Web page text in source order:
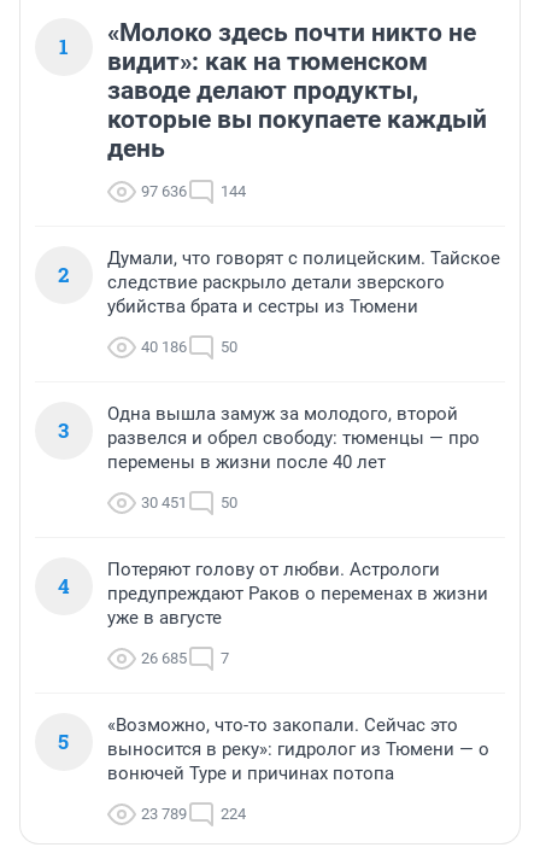
1
«Молоко здесь почти никто не
видит»: как на тюменском
заводе делают продукты,
которые вы покупаете каждый
день
97 636 144
2
Думали, что говорят с полицейским. Тайское
следствие раскрыло детали зверского
убийства брата и сестры из Тюмени
40 186 50
3
Одна вышла замуж за молодого, второй
развелся и обрел свободу: тюменцы — про
перемены в жизни после 40 лет
30 451 50
4
Потеряют голову от любви. Астрологи
предупреждают Раков о переменах в жизни
уже в августе
26 685 7
5
«Возможно, что-то закопали. Сейчас это
выносится в реку»: гидролог из Тюмени — о
вонючей Туре и причинах потопа
23 789 224